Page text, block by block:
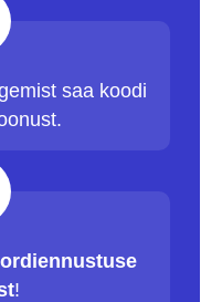
saa koodi
!